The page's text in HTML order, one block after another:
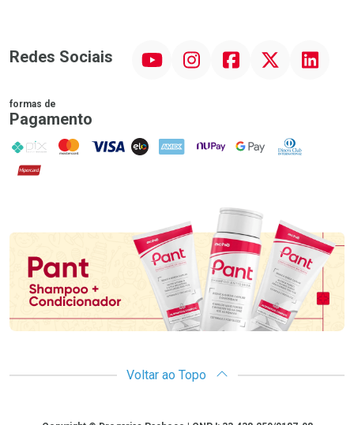
Redes Sociais InstagramFacebookTwitter Linkedin
formas de
Pagamento
PIX MasterCard
VISA ELO AMEX NuPay Google PayDiners Club
Hipercard
Promoção em Destaque
Voltar ao Topo